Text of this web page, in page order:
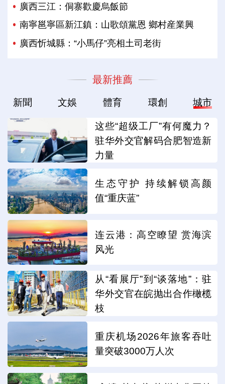
廣西三江：侗寨歡慶烏飯節
南寧邕寧區新江鎮：山歌頌黨恩 鄉村産業興
廣西忻城縣：“小馬仔”亮相土司老街
最新推薦
新聞 文娛 體育 環創 城市
这些“超级工厂”有何魔力？
驻华外交官解码合肥智造新
力量
生态守护 持续解锁高颜
值“重庆蓝”
连云港：高空瞭望 赏海滨
风光
从“看展厅”到“谈落地”：驻
华外交官在皖抛出合作橄榄
枝
重庆机场2026年旅客吞吐
量突破3000万人次